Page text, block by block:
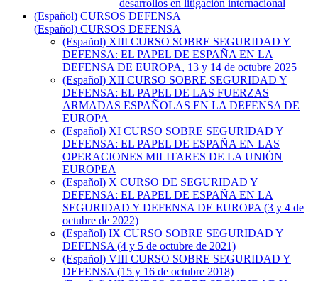
desarrollos en litigación internacional
(Español) CURSOS DEFENSA
(Español) CURSOS DEFENSA
(Español) XIII CURSO SOBRE SEGURIDAD Y
DEFENSA: EL PAPEL DE ESPAÑA EN LA
DEFENSA DE EUROPA, 13 y 14 de octubre 2025
(Español) XII CURSO SOBRE SEGURIDAD Y
DEFENSA: EL PAPEL DE LAS FUERZAS
ARMADAS ESPAÑOLAS EN LA DEFENSA DE
EUROPA
(Español) XI CURSO SOBRE SEGURIDAD Y
DEFENSA: EL PAPEL DE ESPAÑA EN LAS
OPERACIONES MILITARES DE LA UNIÓN
EUROPEA
(Español) X CURSO DE SEGURIDAD Y
DEFENSA: EL PAPEL DE ESPAÑA EN LA
SEGURIDAD Y DEFENSA DE EUROPA (3 y 4 de
octubre de 2022)
(Español) IX CURSO SOBRE SEGURIDAD Y
DEFENSA (4 y 5 de octubre de 2021)
(Español) VIII CURSO SOBRE SEGURIDAD Y
DEFENSA (15 y 16 de octubre 2018)